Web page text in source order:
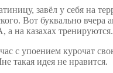
завёл у себя на
Вот буквально
казахах
с упоением курочат
такая идея не нравится.